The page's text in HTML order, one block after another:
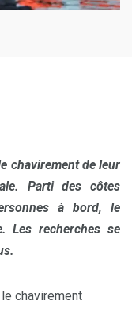
chavirement de leur
Parti des côtes
à bord, le
Les recherches se
chavirement